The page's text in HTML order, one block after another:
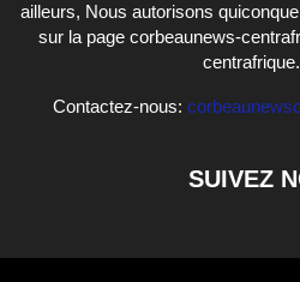
ailleurs, Nous autorisons
sur la page corbeaunews-
Contactez-nous:
SUIVEZ